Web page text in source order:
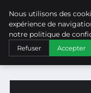
ACCUEIL
CATÉGORIE
LE RÔLE DES
Nous utilisons des
expérience de
notre politique de
Refuser Accepter